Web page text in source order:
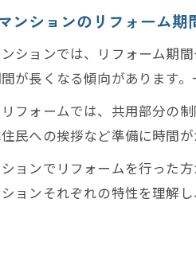
ンションのリフォーム期
ションでは、リフォーム期
が長くなる傾向があります
フォームでは、共用部分の
民への挨拶など準備に時間
ョンでリフォームを行った
ョンそれぞれの特性を理解